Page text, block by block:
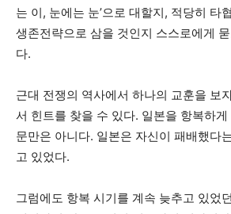
는 이, 눈에는 눈’으로 대할지, 적당히 타
생존전략으로 삼을 것인지 스스로에게
다.
근대 전쟁의 역사에서 하나의 교훈을 보
서 힌트를 찾을 수 있다. 일본을 항복하
문만은 아니다. 일본은 자신이 패배했다
고 있었다.
그럼에도 항복 시기를 계속 늦추고 있었